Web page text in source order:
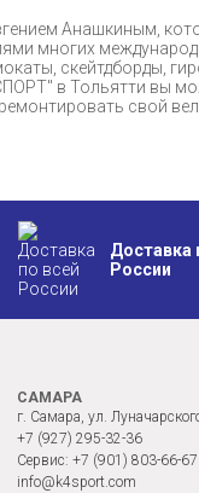
Анашкиным,
многих
скейтдборды,
в Тольятти вы
свой
Доставка
России
САМАРА
г. Самара, ул.
+7 (927) 295-32-36
Сервис: +7 (901) 803-66-67
info@k4sport.com